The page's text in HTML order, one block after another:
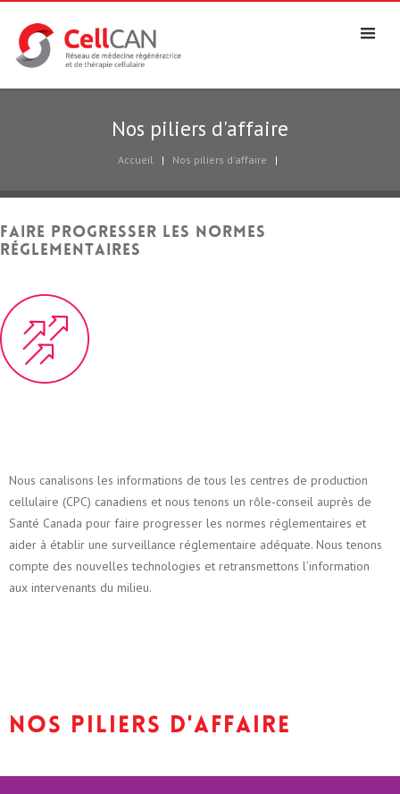
Nos piliers d'affaire
Accueil | Nos piliers d'affaire |
Faire progresser les normes
réglementaires
Nous canalisons les informations de tous les centres de production
cellulaire (CPC) canadiens et nous tenons un rôle-conseil auprès de
Santé Canada pour faire progresser les normes réglementaires et
aider à établir une surveillance réglementaire adéquate. Nous tenons
compte des nouvelles technologies et retransmettons l’information
aux intervenants du milieu.
nos piliers d'affaire